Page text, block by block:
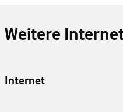
Weitere
Internet